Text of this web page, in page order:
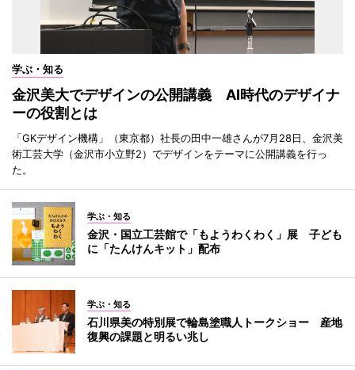
学ぶ・知る
金沢美大でデザインの公開講義 AI時代のデザイナ
ーの役割とは
「GKデザイン機構」（東京都）社長の田中一雄さんが7月28日、金沢美
術工芸大学（金沢市小立野2）でデザインをテーマに公開講義を行っ
た。
学ぶ・知る
金沢・国立工芸館で「もようわくわく」展 子ども
に「たんけんキット」配布
学ぶ・知る
石川県美の特別展で輪島塗職人トークショー 産地
復興の課題と明るい兆し